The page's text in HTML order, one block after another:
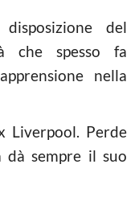
del
che spesso fa
nella
Liverpool. Perde
dà sempre il suo